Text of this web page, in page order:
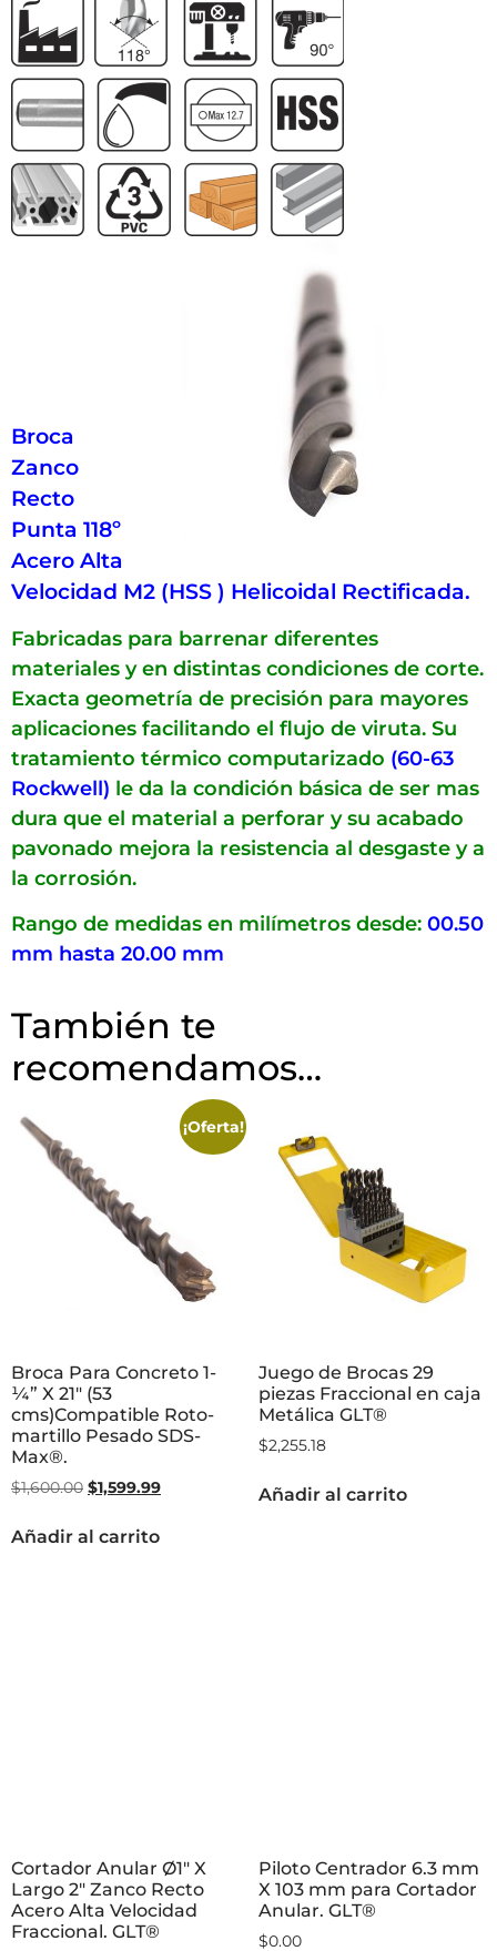
Broca
Zanco
Recto
Punta 118º
Acero Alta
Velocidad M2 (HSS ) Helicoidal Rectificada.
Fabricadas para barrenar diferentes
materiales y en distintas condiciones de corte.
Exacta geometría de precisión para mayores
aplicaciones facilitando el flujo de viruta. Su
tratamiento térmico computarizado (60-63
Rockwell) le da la condición básica de ser mas
dura que el material a perforar y su acabado
pavonado mejora la resistencia al desgaste y a
la corrosión.
Rango de medidas en milímetros desde: 00.50
mm hasta 20.00 mm
También te
recomendamos…
¡Oferta!
Broca Para Concreto 1-
¼” X 21″ (53
cms)Compatible Roto-
martillo Pesado SDS-
Max®.
$1,600.00 $1,599.99
Añadir al carrito
Juego de Brocas 29
piezas Fraccional en caja
Metálica GLT®
$2,255.18
Añadir al carrito
Cortador Anular Ø1″ X
Largo 2″ Zanco Recto
Acero Alta Velocidad
Fraccional. GLT®
Piloto Centrador 6.3 mm
X 103 mm para Cortador
Anular. GLT®
$0.00